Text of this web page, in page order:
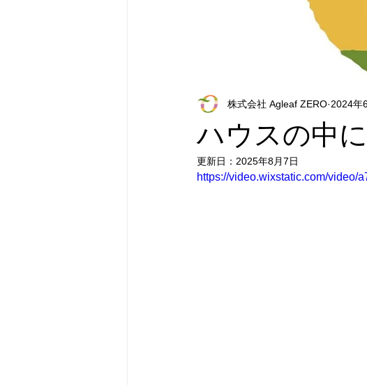
ハウスの中
株式会社 Agleaf ZERO 2024年
更新日： 2025年8月7日
https://video.wixstatic.com/video/